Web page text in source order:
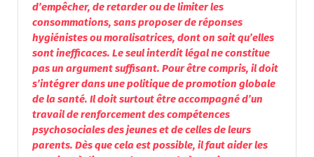
d’empêcher, de retarder ou de limiter les
consommations, sans proposer de réponses
hygiénistes ou moralisatrices, dont on sait qu’elles
sont inefficaces. Le seul interdit légal ne constitue
pas un argument suffisant. Pour être compris, il doit
s’intégrer dans une politique de promotion globale
de la santé. Il doit surtout être accompagné d’un
travail de renforcement des compétences
psychosociales des jeunes et de celles de leurs
parents. Dès que cela est possible, il faut aider les